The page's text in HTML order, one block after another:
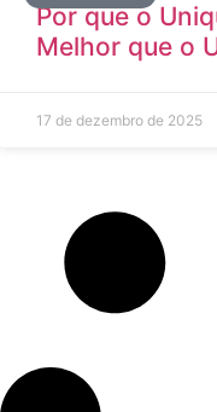
Por que o
Melhor que o
17 de dezembro de 2025